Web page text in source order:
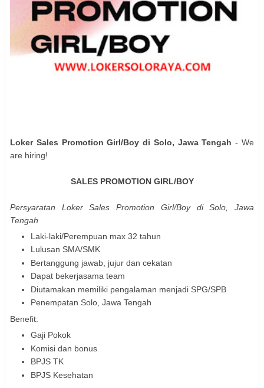
Loker Sales Promotion Girl/Boy di Solo, Jawa Tengah - We
are hiring!
SALES PROMOTION GIRL/BOΥ
Persyaratan Loker Sales Promotion Girl/Boy di Solo, Jawa
Tengah
Laki-laki/Perempuan max 32 tahun
Lulusan SMA/SMK
Bertanggung jawab, jujur dan cekatan
Dapat bekerjasama team
Diutamakan memiliki pengalaman menjadi SPG/SPB
Penempatan Solo, Jawa Tengah
Benefit:
Gaji Pokok
Komisi dan bonus
BPJS TK
BPJS Kesehatan